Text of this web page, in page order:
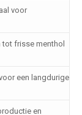
voor
tot frisse menthol
een langdurige
en